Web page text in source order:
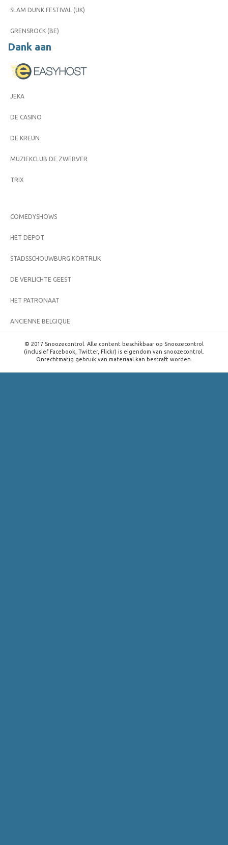
SLAM DUNK FESTIVAL (UK)
GRENSROCK (BE)
Dank aan
JEKA
DE CASINO
DE KREUN
MUZIEKCLUB DE ZWERVER
TRIX
COMEDYSHOWS
HET DEPOT
STADSSCHOUWBURG KORTRIJK
DE VERLICHTE GEEST
HET PATRONAAT
ANCIENNE BELGIQUE
© 2017 Snoozecontrol. Alle content beschikbaar op Snoozecontrol
(inclusief Facebook, Twitter, Flickr) is eigendom van snoozecontrol.
Onrechtmatig gebruik van materiaal kan bestraft worden.